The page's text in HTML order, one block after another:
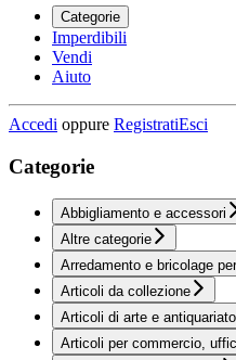
Categorie
Imperdibili
Vendi
Aiuto
Accedi oppure RegistratiEsci
Categorie
Abbigliamento e accessori
Altre categorie
Arredamento e bricolage
Articoli da collezione
Articoli di arte e antiquariato
Articoli per commercio,